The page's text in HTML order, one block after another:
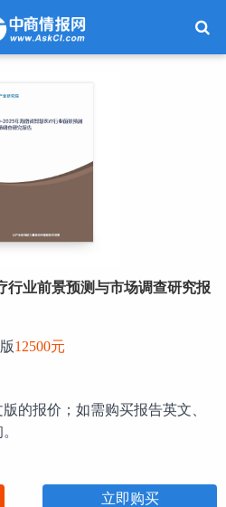
行业前景预测与市场调查研究报
12500元
的报价；如需购买报告英文、
立即购买